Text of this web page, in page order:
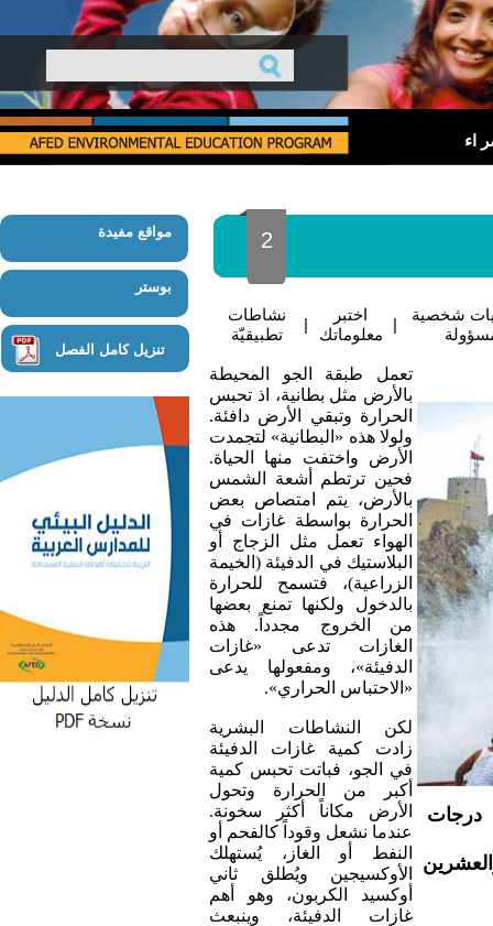
اء
مواقع مفيدة
بوستر
تنزيل كامل الفصل
2
نشاطات
تطبيقيّة
|
اختبر
معلوماتك
|
شخصية
ستواجه المنطقة العربية زيادة بمقدار درجتين الى 5.5 درجات
تعمل طبقة الجو المحيطة
بالأرض مثل بطانية، اذ تحبس
الحرارة وتبقي الأرض دافئة.
ولولا هذه «البطانية» لتجمدت
الأرض واختفت منها الحياة.
فحين ترتطم أشعة الشمس
بالأرض، يتم امتصاص بعض
الحرارة بواسطة غازات في
الهواء تعمل مثل الزجاج أو
البلاستيك في الدفيئة (الخيمة
الزراعية)، فتسمح للحرارة
بالدخول ولكنها تمنع بعضها
من الخروج مجدداً. هذه
الغازات تدعى «غازات
الدفيئة»، ومفعولها يدعى
«الاحتباس الحراري».
لكن النشاطات البشرية
زادت كمية غازات الدفيئة
في الجو، فباتت تحبس كمية
أكبر من الحرارة وتحول
الأرض مكاناً أكثر سخونة.
عندما نشعل وقوداً كالفحم أو
النفط أو الغاز، يُستهلك
الأوكسيجين ويُطلق ثاني
أوكسيد الكربون، وهو أهم
غازات الدفيئة، وينبعث